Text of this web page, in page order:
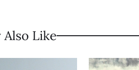
Also Like